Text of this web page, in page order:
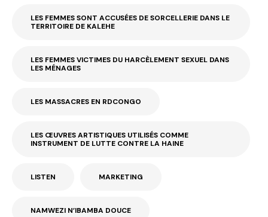
LES FEMMES SONT ACCUSÉES DE SORCELLERIE DANS LE
TERRITOIRE DE KALEHE
LES FEMMES VICTIMES DU HARCÈLEMENT SEXUEL DANS
LES MÉNAGES
LES MASSACRES EN RDCONGO
LES ŒUVRES ARTISTIQUES UTILISÉS COMME
INSTRUMENT DE LUTTE CONTRE LA HAINE
LISTEN MARKETING
NAMWEZI N’IBAMBA DOUCE